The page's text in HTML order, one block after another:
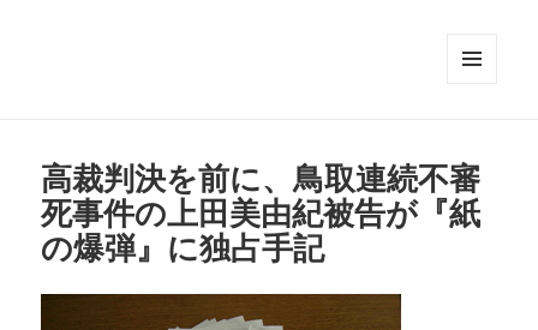
ット
高裁判決を前に、鳥取連続不審
死事件の上田美由紀被告が『紙
の爆弾』に独占手記